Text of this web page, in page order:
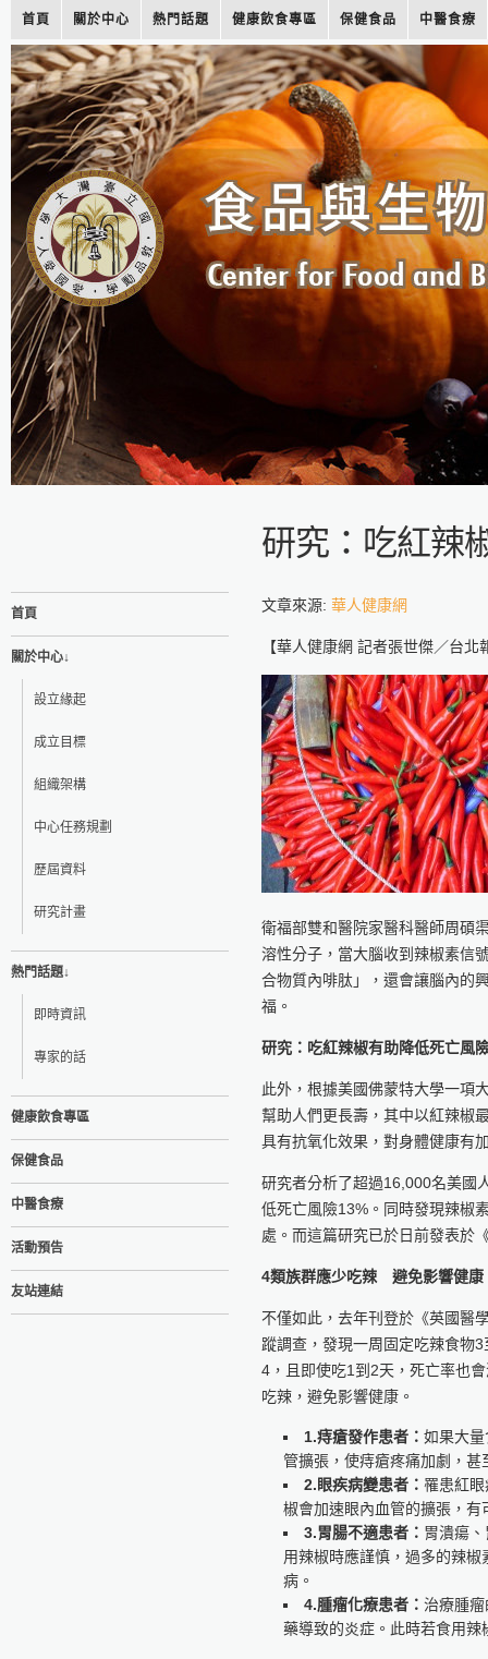
首頁 關於中心 熱門話題 健康飲食專區 保健食品 中醫食療
研究：吃紅辣
首頁
關於中心↓
設立緣起
成立目標
組織架構
中心任務規劃
歷屆資料
研究計畫
熱門話題↓
即時資訊
專家的話
健康飲食專區
保健食品
中醫食療
活動預告
友站連結
文章來源: 華人健康網
【華人健康網 記者張世傑／台
衛福部雙和醫院家醫科醫師周碩
溶性分子，當大腦收到辣椒素信
合物質內啡肽」，還會讓腦內的
福。
研究：吃紅辣椒有助降低死亡風
此外，根據美國佛蒙特大學一項
幫助人們更長壽，其中以紅辣椒
具有抗氧化效果，對身體健康有
研究者分析了超過16,000名美國
低死亡風險13%。同時發現辣椒
處。而這篇研究已於日前發表於
4類族群應少吃辣 避免影響健康
不僅如此，去年刊登於《英國醫
蹤調查，發現一周固定吃辣食物
4，且即使吃1到2天，死亡率也
吃辣，避免影響健康。
1.痔瘡發作患者： 如果大
管擴張，使痔瘡疼痛加劇，甚
2.眼疾病變患者： 罹患紅
椒會加速眼內血管的擴張，有
3.胃腸不適患者： 胃潰瘍
用辣椒時應謹慎，過多的辣
病。
4.腫瘤化療患者： 治療腫
藥導致的炎症。此時若食用